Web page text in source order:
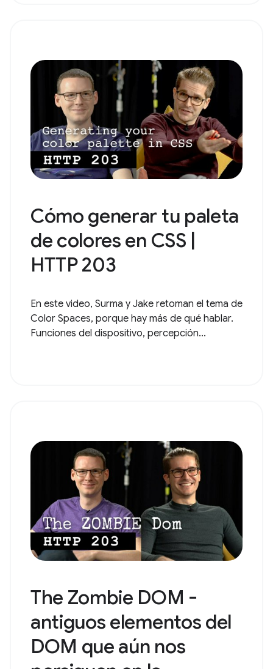
Cómo generar tu paleta
de colores en CSS |
HTTP 203
En este video, Surma y Jake retoman el tema de
Color Spaces, porque hay más de qué hablar.
Funciones del dispositivo, percepción...
The Zombie DOM -
antiguos elementos del
DOM que aún nos